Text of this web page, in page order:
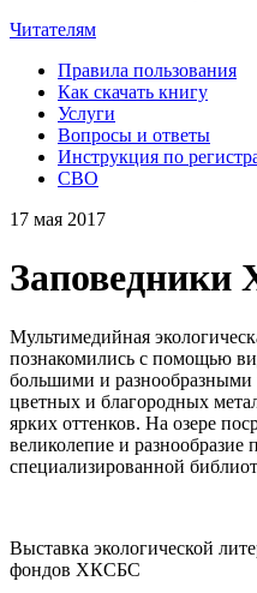
Читателям
Правила пользования
Как скачать книгу
Услуги
Вопросы и ответы
Инструкция по
СВО
17 мая 2017
Заповедники
Мультимедийная
познакомились с помощью
большими и
цветных и благородных
ярких оттенков. На озере
великолепие и
специализированной
Выставка экологической
фондов ХКСБС